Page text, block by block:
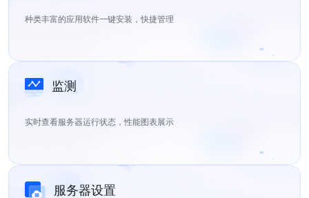
种类丰富的应用软件一键安装，快捷管理
监测
实时查看服务器运行状态，性能图表展示
服务器设置